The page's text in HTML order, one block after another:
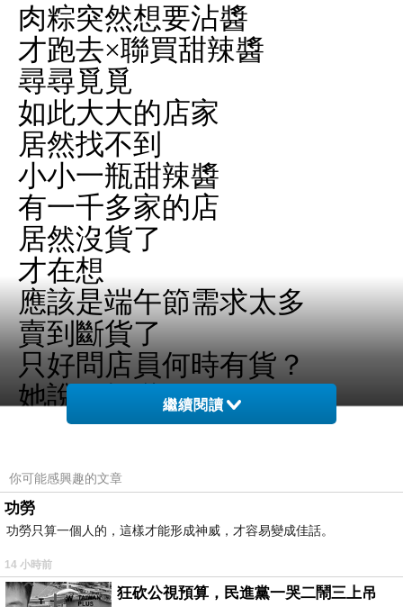
肉粽突然想要沾醬
才跑去×聯買甜辣醬
尋尋覓覓
如此大大的店家
居然找不到
小小一瓶甜辣醬
有一千多家的店
居然沒貨了
才在想
應該是端午節需求太多
賣到斷貨了
只好問店員何時有貨？
她說不知道
又問大約什麼時候進貨
哇冽
我想大約在冬季吧
只好失望而歸
繼續閱讀
你可能感興趣的文章
功勞
功勞只算一個人的，這樣才能形成神威，才容易變成佳話。
14 小時前
狂砍公視預算，民進黨一哭二鬧三上吊